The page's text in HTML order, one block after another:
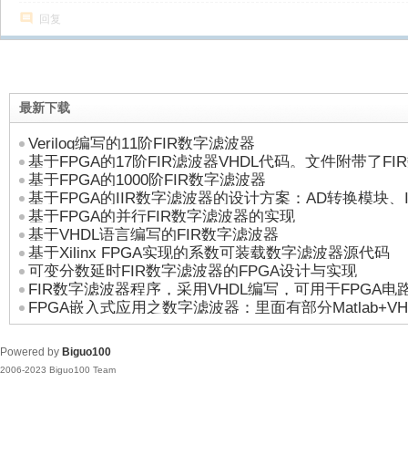
回复
最新下载
Verilog编写的11阶FIR数字滤波器
基于FPGA的17阶FIR滤波器VHDL代码。文件附带了
的介绍
基于FPGA的1000阶FIR数字滤波器
基于FPGA的IIR数字滤波器的设计方案：AD转换模块
转换模块
基于FPGA的并行FIR数字滤波器的实现
基于VHDL语言编写的FIR数字滤波器
基于Xilinx FPGA实现的系数可装载数字滤波器源代码
可变分数延时FIR数字滤波器的FPGA设计与实现
FIR数字滤波器程序，采用VHDL编写，可用于FPGA电
FPGA嵌入式应用之数字滤波器：里面有部分
Powered by Biguo100
2006-2023 Biguo100 Team